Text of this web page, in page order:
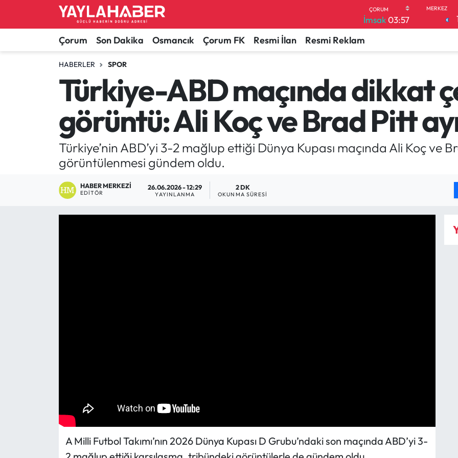
İmsak03:57
Çorum Son Dakika Osmancık Çorum FK Resmi İlan Resmi Reklam
HABERLER SPOR
Türkiye-ABD maçında dikkat
görüntü: Ali Koç ve Brad Pitt
Türkiye’nin ABD’yi 3-2 mağlup ettiği Dünya Kupası maçında Ali Koç ve
görüntülenmesi gündem oldu.
HABER MERKEZI
EDITÖR
26.06.2026 - 12:29
YAYINLANMA
2 DK
OKUNMA SÜRESI
A Milli Futbol Takımı’nın 2026 Dünya Kupası D Grubu’ndaki son maçında ABD’yi 3-
Alaca Haberleri
Bayat Haberleri
Bilgi - Keşfet Haberleri
Bilim ve Teknoloji
Boğazkale Haberleri
Çorum Haberleri
Çorum Son Dakika Haberleri
Laçin Haberleri
Çorum Nöbetçi Eczaneler
Çorum Hava Durumu
Çorum Namaz Vakitleri
Çorum Trafik Yoğunluk Haritası
TFF 1.Lig Puan Durumu ve Fikstür
Tüm Manşetler
Son Dakika Haberleri